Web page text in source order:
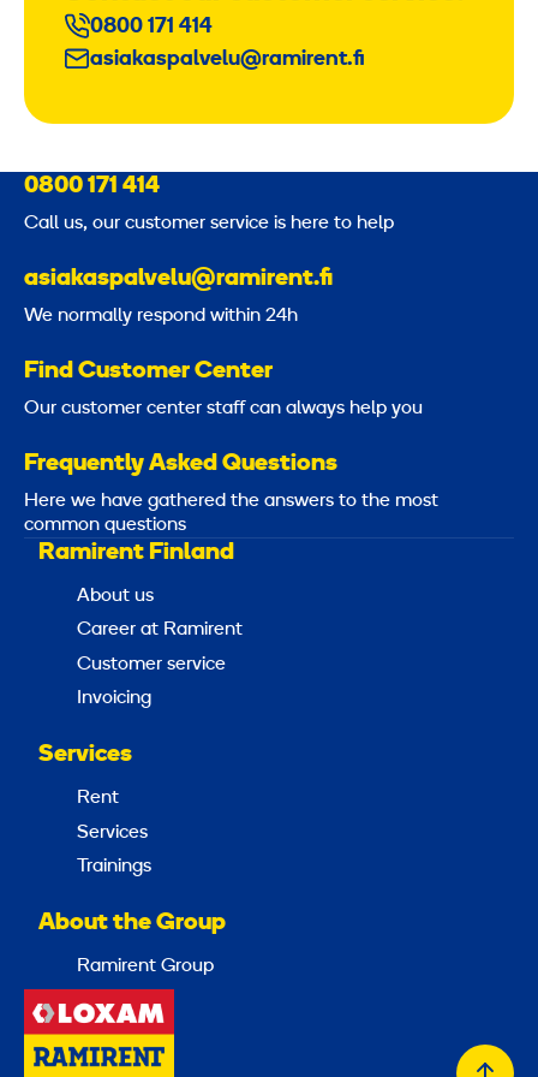
0800 171 414
asiakaspalvelu@ramirent.fi
0800 171 414
Call us, our customer service is here to help
asiakaspalvelu@ramirent.fi
We normally respond within 24h
Find Customer Center
Our customer center staff can always help you
Frequently Asked Questions
Here we have gathered the answers to the most
common questions
Ramirent Finland
About us
Career at Ramirent
Customer service
Invoicing
Services
Rent
Services
Trainings
About the Group
Ramirent Group